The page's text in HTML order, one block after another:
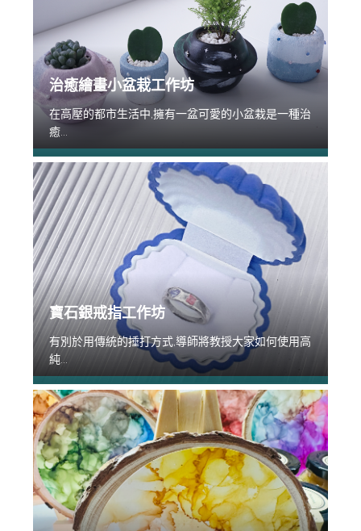
治癒繪畫小盆栽工作坊
在高壓的都市生活中,擁有一盆可愛的小盆栽是一種治
癒...
寶石銀戒指工作坊
有別於用傳統的捶打方式,導師將教授大家如何使用高
純...